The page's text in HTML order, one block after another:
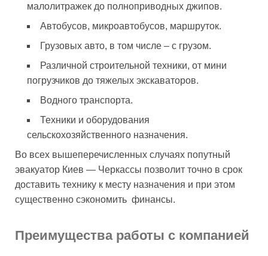
малолитражек до полноприводных джипов.
Автобусов, микроавтобусов, маршруток.
Грузовых авто, в том числе – с грузом.
Различной строительной техники, от мини
погрузчиков до тяжелых экскаваторов.
Водного транспорта.
Техники и оборудования
сельскохозяйственного назначения.
Во всех вышеперечисленных случаях попутный
эвакуатор Киев — Черкассы позволит точно в срок
доставить технику к месту назначения и при этом
существенно сэкономить финансы.
Преимущества работы с компанией